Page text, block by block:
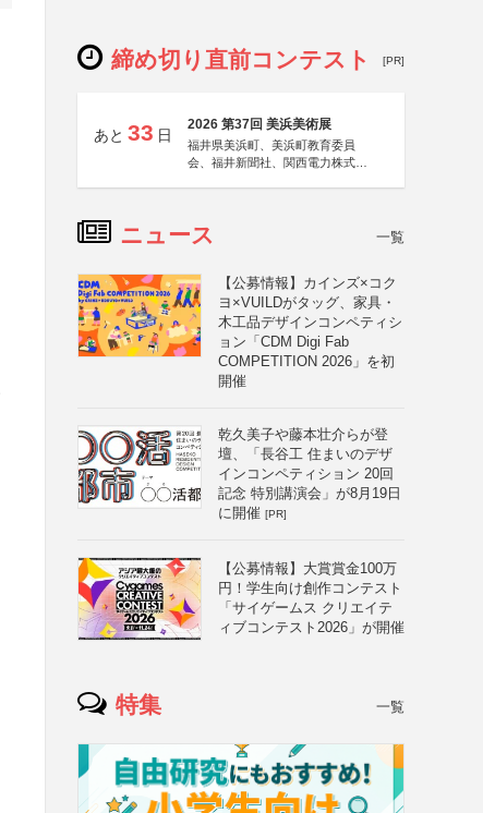
締め切り直前コンテスト [PR]
あと 33 日
2026 第37回 美浜美術展
福井県美浜町、美浜町教育委員
会、福井新聞社、関西電力株式会
ニュース 一覧
【公募情報】カインズ×コク
ヨ×VUILDがタッグ、家具・
木工品デザインコンペティシ
ョン「CDM Digi Fab
COMPETITION 2026」を初
開催
乾久美子や藤本壮介らが登
壇、「長谷工 住まいのデザ
インコンペティション 20回
記念 特別講演会」が8月19日
に開催 [PR]
【公募情報】大賞賞金100万
円！学生向け創作コンテスト
「サイゲームス クリエイテ
ィブコンテスト2026」が開催
特集 一覧